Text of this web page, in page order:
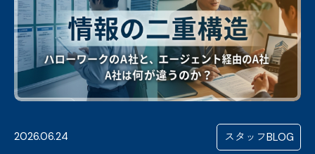
2026.06.24 スタッフBLOG